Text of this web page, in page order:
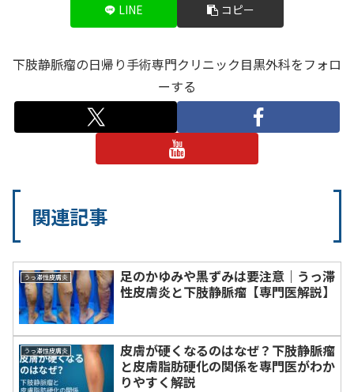
LINE コピー
下肢静脈瘤の日帰り手術専門クリニック目黒外科をフォロ
ーする
関連記事
うっ滞性皮膚炎
足のかゆみや黒ずみは要注意｜うっ滞
性皮膚炎と下肢静脈瘤【専門医解説】
うっ滞性皮膚炎
皮膚が硬くなるのはなぜ？下肢静脈瘤
と皮膚脂肪硬化の関係を専門医がわか
りやすく解説